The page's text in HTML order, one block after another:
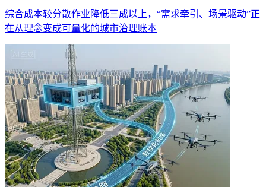
综合成本较分散作业降低三成以上，“需求牵引、场景驱动”正
在从理念变成可量化的城市治理账本